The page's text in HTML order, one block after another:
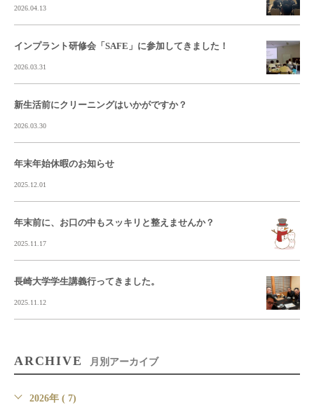
2026.04.13
インプラント研修会「SAFE」に参加してきました！
2026.03.31
新生活前にクリーニングはいかがですか？
2026.03.30
年末年始休暇のお知らせ
2025.12.01
年末前に、お口の中もスッキリと整えませんか？
2025.11.17
長崎大学学生講義行ってきました。
2025.11.12
ARCHIVE 月別アーカイブ
2026年 ( 7)